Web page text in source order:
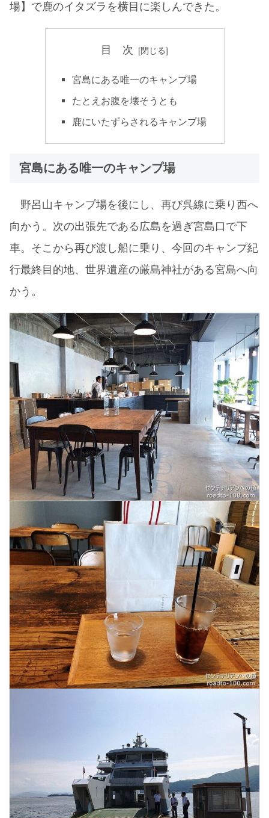
場】で鹿のイタズラを横目に楽しんできた。
目 次
宮島にある唯一のキャンプ場
たとえお腹を壊そうとも
鹿にいたずらされるキャンプ場
宮島にある唯一のキャンプ場
野呂山キャンプ場を後にし、再び呉線に乗り西へ
向かう。次の出張先である広島を過ぎ宮島口で下
車。そこから再び渡し船に乗り、今回のキャンプ紀
行最終目的地、世界遺産の厳島神社がある宮島へ向
かう。